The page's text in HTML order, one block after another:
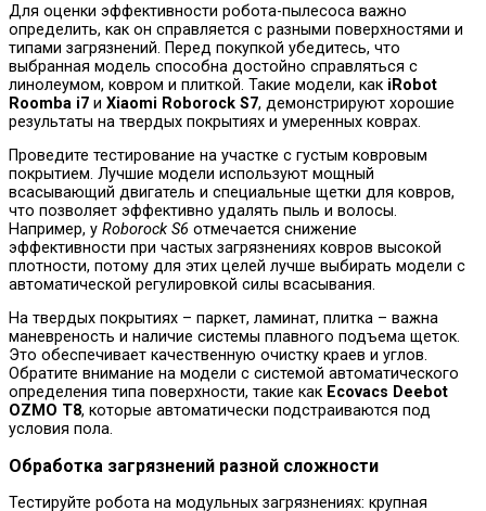
Для оценки эффективности робота-пылесоса важно
определить, как он справляется с разными поверхностями и
типами загрязнений. Перед покупкой убедитесь, что
выбранная модель способна достойно справляться с
линолеумом, ковром и плиткой. Такие модели, как iRobot
Roomba i7 и Xiaomi Roborock S7, демонстрируют хорошие
результаты на твердых покрытиях и умеренных коврах.
Проведите тестирование на участке с густым ковровым
покрытием. Лучшие модели используют мощный
всасывающий двигатель и специальные щетки для ковров,
что позволяет эффективно удалять пыль и волосы.
Например, у Roborock S6 отмечается снижение
эффективности при частых загрязнениях ковров высокой
плотности, потому для этих целей лучше выбирать модели с
автоматической регулировкой силы всасывания.
На твердых покрытиях – паркет, ламинат, плитка – важна
маневреность и наличие системы плавного подъема щеток.
Это обеспечивает качественную очистку краев и углов.
Обратите внимание на модели с системой автоматического
определения типа поверхности, такие как Ecovacs Deebot
OZMO T8, которые автоматически подстраиваются под
условия пола.
Обработка загрязнений разной сложности
Тестируйте робота на модульных загрязнениях: крупная